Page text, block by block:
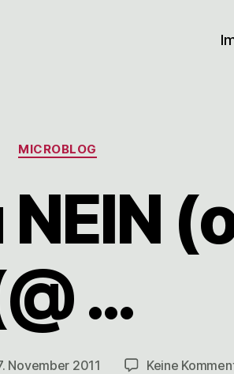
Kategorien
MICROBLOG
…
November 2011 Keine